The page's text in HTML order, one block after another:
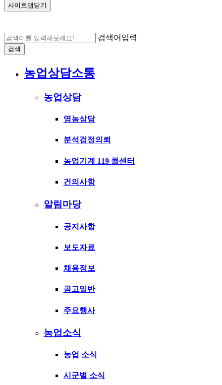
사이트맵닫기
검색어입력
검색
농업상담소통
농업상담
영농상담
분석검정의뢰
농업기계 119 콜센터
건의사항
알림마당
공지사항
보도자료
채용정보
공고일반
주요행사
농업소식
농업 소식
시군별 소식